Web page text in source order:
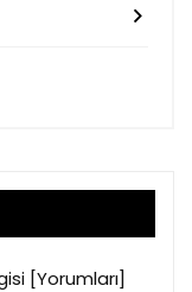
[Yorumları]